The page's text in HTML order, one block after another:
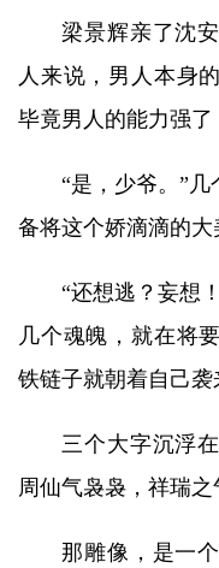
梁景辉亲了沈
人来说，男人本身
毕竟男人的能力强了
“是，少爷。”
备将这个娇滴滴的大
“还想逃？妄想
几个魂魄，就在将
铁链子就朝着自己袭
三个大字沉浮
周仙气袅袅，祥瑞之
那雕像，是一